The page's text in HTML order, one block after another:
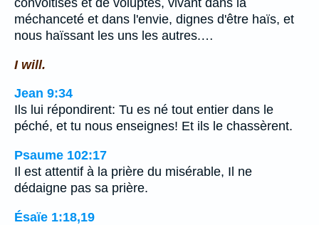
convoitises et de voluptés, vivant dans la
méchanceté et dans l'envie, dignes d'être haïs, et
nous haïssant les uns les autres.…
I will.
Jean 9:34
Ils lui répondirent: Tu es né tout entier dans le
péché, et tu nous enseignes! Et ils le chassèrent.
Psaume 102:17
Il est attentif à la prière du misérable, Il ne
dédaigne pas sa prière.
Ésaïe 1:18,19